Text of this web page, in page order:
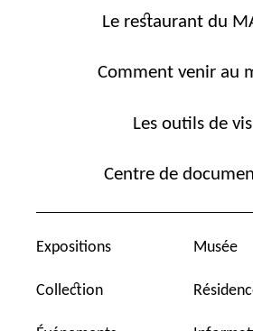
Le restaurant du
Comment venir au
Les outils de
Centre de
Expositions
Collection
Musée